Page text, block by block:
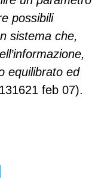
possibili
sistema che,
equilibrato ed
feb 07).